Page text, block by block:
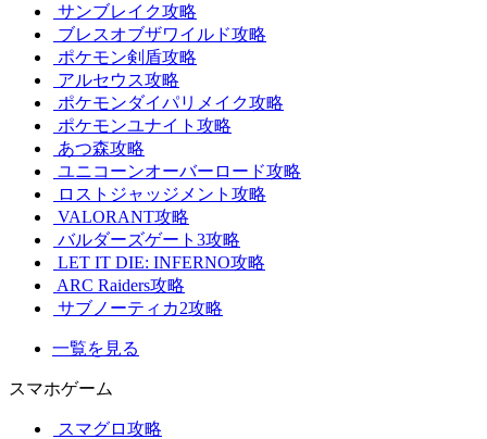
サンブレイク攻略
ブレスオブザワイルド攻略
ポケモン剣盾攻略
アルセウス攻略
ポケモンダイパリメイク攻略
ポケモンユナイト攻略
あつ森攻略
ユニコーンオーバーロード攻略
ロストジャッジメント攻略
VALORANT攻略
バルダーズゲート3攻略
LET IT DIE: INFERNO攻略
ARC Raiders攻略
サブノーティカ2攻略
一覧を見る
スマホゲーム
スマグロ攻略